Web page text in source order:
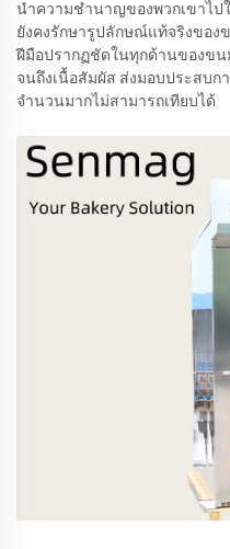
นำความชำนาญของพวกเขาไป
ยังคงรักษารูปลักษณ์แท้จริงของ
ฝีมือปรากฏชัดในทุกด้านของขน
จนถึงเนื้อสัมผัส ส่งมอบประสบ
จำนวนมากไม่สามารถเทียบได้